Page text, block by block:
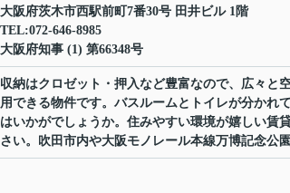
大阪府茨木市西駅前町7番30号 田井ビル 1階
TEL:072-646-8985
大阪府知事 (1) 第66348号
収納はクロゼット・押入など豊富なので、広々と
用できる物件です。バスルームとトイレが分かれ
はいかがでしょうか。住みやすい環境が嬉しい賃
さい。吹田市内や大阪モノレール本線万博記念公